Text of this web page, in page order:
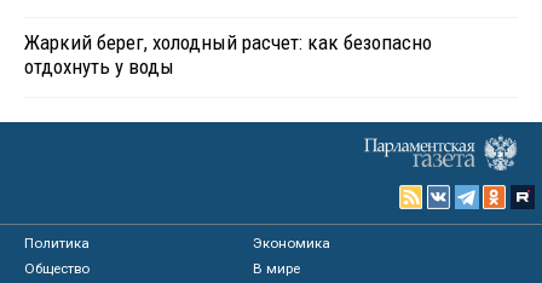
Жаркий берег, холодный расчет: как безопасно
отдохнуть у воды
Политика
Экономика
Общество
В мире